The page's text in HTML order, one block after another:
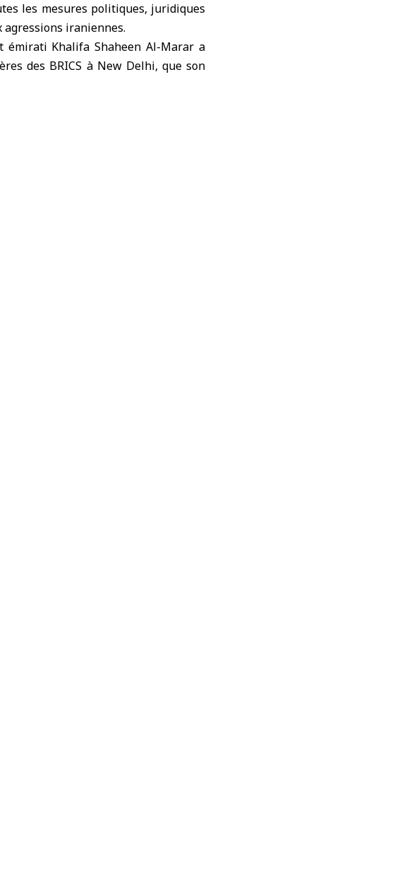
les mesures politiques, juridiques
iraniennes.
émirati Khalifa Shaheen Al-Marar a
des BRICS à New Delhi, que son